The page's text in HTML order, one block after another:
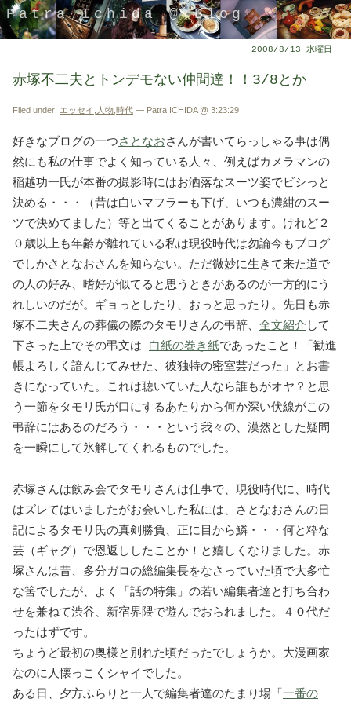
Patra Ichida @ Blog
引退したスタイリストの隠居ブログ
2008/8/13 水曜日
赤塚不二夫とトンデモない仲間達！！3/8とか
Filed under: エッセイ 人物 時代 — Patra ICHIDA @ 3:23:29
好きなブログの一つさとなおさんが書いてらっしゃる事は偶
然にも私の仕事でよく知っている人々、例えばカメラマンの
稲越功一氏が本番の撮影時にはお洒落なスーツ姿でビシっと
決める・・・（昔は白いマフラーも下げ、いつも濃紺のスー
ツで決めてました）等と出てくることがあります。けれど２
０歳以上も年齢が離れている私は現役時代は勿論今もブログ
でしかさとなおさんを知らない。ただ微妙に生きて来た道で
の人の好み、嗜好が似てると思うときがあるのが一方的にう
れしいのだが。ギョっとしたり、おっと思ったり。先日も赤
塚不二夫さんの葬儀の際のタモリさんの弔辞、 全文紹介 して
下さった上でその弔文は 白紙の巻き紙であったこと！「勧進
帳よろしく諳んじてみせた、彼独特の密室芸だった」とお書
きになっていた。これは聴いていた人なら誰もがオヤ？と思
う一節をタモリ氏が口にするあたりから何か深い伏線がこの
弔辞にはあるのだろう・・・という我々の、漠然とした疑問
を一瞬にして氷解してくれるものでした。
赤塚さんは飲み会でタモリさんは仕事で、現役時代に、時代
はズレてはいましたがお会いした私には、さとなおさんの日
記によるタモリ氏の真剣勝負、正に目から鱗・・・何と粋な
芸（ギャグ）で恩返ししたことか！と嬉しくなりました。赤
塚さんは昔、多分ガロの総編集長をなさっていた頃で大多忙
な筈でしたが、よく「話の特集」の若い編集者達と打ち合わ
せを兼ねて渋谷、新宿界隈で遊んでおられました。４０代だ
ったはずです。
ちょうど最初の奥様と別れた頃だったでしょうか。大漫画家
なのに人懐っこくシャイでした。
ある日、夕方ふらりと一人で編集者達のたまり場「 一番の